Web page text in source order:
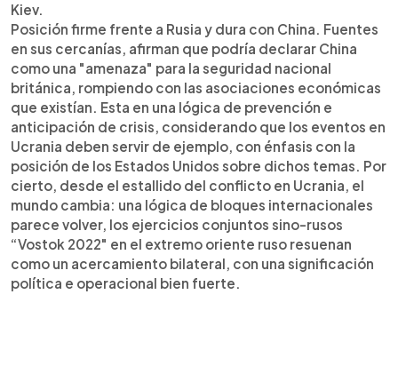
Kiev.
Posición firme frente a Rusia y dura con China. Fuentes
en sus cercanías, afirman que podría declarar China
como una "amenaza" para la seguridad nacional
británica, rompiendo con las asociaciones económicas
que existían. Esta en una lógica de prevención e
anticipación de crisis, considerando que los eventos en
Ucrania deben servir de ejemplo, con énfasis con la
posición de los Estados Unidos sobre dichos temas. Por
cierto, desde el estallido del conflicto en Ucrania, el
mundo cambia: una lógica de bloques internacionales
parece volver, los ejercicios conjuntos sino-rusos
“Vostok 2022" en el extremo oriente ruso resuenan
como un acercamiento bilateral, con una significación
política e operacional bien fuerte.